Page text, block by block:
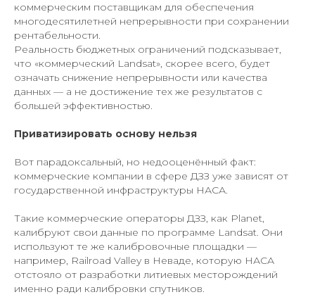
коммерческим поставщикам для обеспечения
многодесятилетней непрерывности при сохранении
рентабельности.
Реальность бюджетных ограничений подсказывает,
что «коммерческий Landsat», скорее всего, будет
означать снижение непрерывности или качества
данных — а не достижение тех же результатов с
большей эффективностью.
Приватизировать основу нельзя
Вот парадоксальный, но недооценённый факт:
коммерческие компании в сфере ДЗЗ уже зависят от
государственной инфраструктуры НАСА.
Такие коммерческие операторы ДЗЗ, как Planet,
калибруют свои данные по программе Landsat. Они
используют те же калибровочные площадки —
например, Railroad Valley в Неваде, которую НАСА
отстояло от разработки литиевых месторождений
именно ради калибровки спутников.